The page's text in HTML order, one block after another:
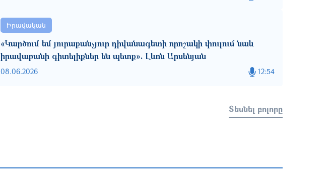
Իրավական
«Կարծում եմ յուրաքանչյուր դիվանագետի որոշակի փուլում նաև
իրավաբանի գիտելիքներ են պետք». Լևոն Արսենյան
08.06.2026 12:54
Տեսնել բոլորը